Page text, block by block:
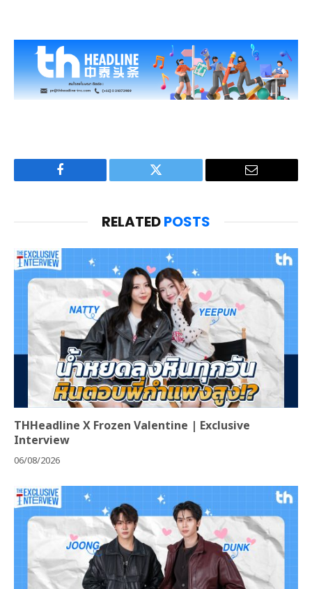
Facebook Twitter Email
RELATEDPOSTS
THHeadline X Frozen Valentine | Exclusive
Interview
06/08/2026